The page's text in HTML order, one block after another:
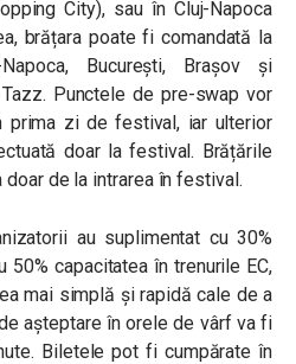
City), sau în Cluj-Napoca
brățara poate fi comandată la
București, Brașov și
Punctele de pre-swap vor
prima zi de festival, iar ulterior
doar la festival. Brățările
de la intrarea în festival.
au suplimentat cu 30%
50% capacitatea în trenurile EC,
mai simplă și rapidă cale de a
așteptare în orele de vârf va fi
Biletele pot fi cumpărate în